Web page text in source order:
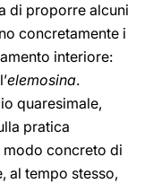
di proporre alcuni
concretamente i
interiore:
elemosina.
quaresimale,
pratica
modo concreto di
al tempo stesso,